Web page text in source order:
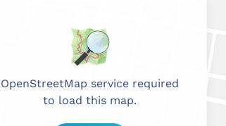
OpenStreetMap service required
to load this map.